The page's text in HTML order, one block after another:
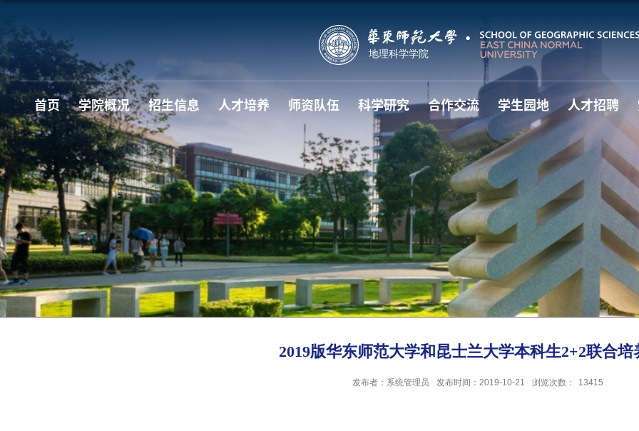
首页 学院概况 招生信息 人才培养 师资队伍 科学研究 合作交流 学生园地 人才招聘
2019版华东师范大学和昆士兰大学本科生2+2联合培
发布者：系统管理员 发布时间：2019-10-21 浏览次数： 13415